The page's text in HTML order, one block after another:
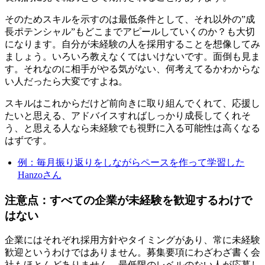
そのためスキルを示すのは最低条件として、それ以外の”成
長ポテンシャル”もどこまでアピールしていくのか？も大切
になります。自分が未経験の人を採用することを想像してみ
ましょう。いろいろ教えなくてはいけないです。面倒も見ま
す。それなのに相手がやる気がない、何考えてるかわからな
い人だったら大変ですよね。
スキルはこれからだけど前向きに取り組んでくれて、応援し
たいと思える、アドバイスすればしっかり成長してくれそ
う、と思える人なら未経験でも視野に入る可能性は高くなる
はずです。
例：毎月振り返りをしながらペースを作って学習した
Hanzoさん
注意点：すべての企業が未経験を歓迎するわけで
はない
企業にはそれぞれ採用方針やタイミングがあり、常に未経験
歓迎というわけではありません。募集要項にわざわざ書く会